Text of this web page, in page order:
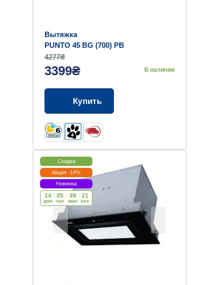
Вытяжка
PUNTO 45 BG (700) PB
4277₴
3399₴ В наличии
Купить
Скидка
Акция -14%
Новинка
14
дни
: 05
час
: 49
мин
: 20
cек